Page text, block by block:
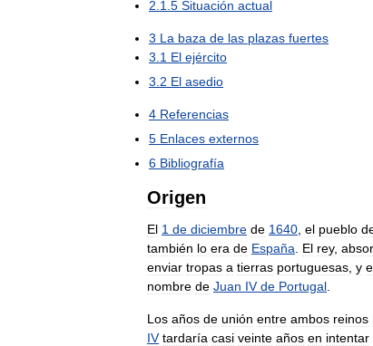
2 1 5 Situación actual
3 La baza de las plazas fuertes
3 1 El ejército
3 2 El asedio
4 Referencias
5 Enlaces externos
6 Bibliografía
Origen
El 1 de diciembre de 1640 el pueblo
también lo era de España El rey,
enviar tropas a tierras portuguesas y
nombre de Juan IV de Portugal
Los años de unión entre ambos reinos
IV tardaría casi veinte años en intentar